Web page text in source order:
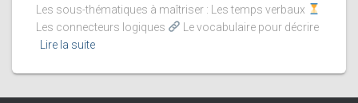
Les sous-thématiques à maîtriser : Les temps verbaux
Les connecteurs logiques
Le vocabulaire pour décrire
Lire la suite